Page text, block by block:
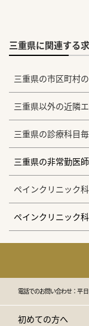
三重県に関連する
三重県の市区町村
三重県以外の近隣
三重県の診療科目
三重県の非常勤医
ペインクリニック
ペインクリニック
電話でのお問い合わせ：平
初めての方へ